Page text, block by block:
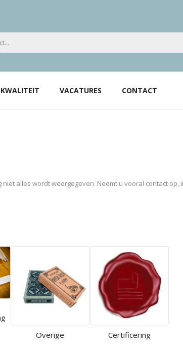
KWALITEIT VACATURES CONTACT
alles wordt weergegeven. Neemt u vooral contact op,
Overige
Certificering